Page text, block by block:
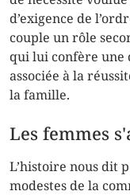
d’exigence de
couple un rôle
qui lui confère une
associée à la
la famille.
Les femmes
L’histoire nous dit
modestes de la